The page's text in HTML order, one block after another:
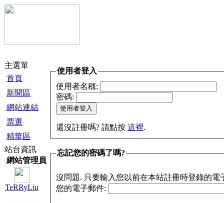
主選單
首頁
新聞區
網站連結
票選
精華區
站台資訊
網站管理員
TeRRyLiu
使用者登入
使用者名稱:
密碼:
還沒註冊嗎? 請點按 這裡.
忘記您的密碼了嗎?
沒問題. 只要輸入您以前在本站註冊時登錄的電
您的電子郵件: